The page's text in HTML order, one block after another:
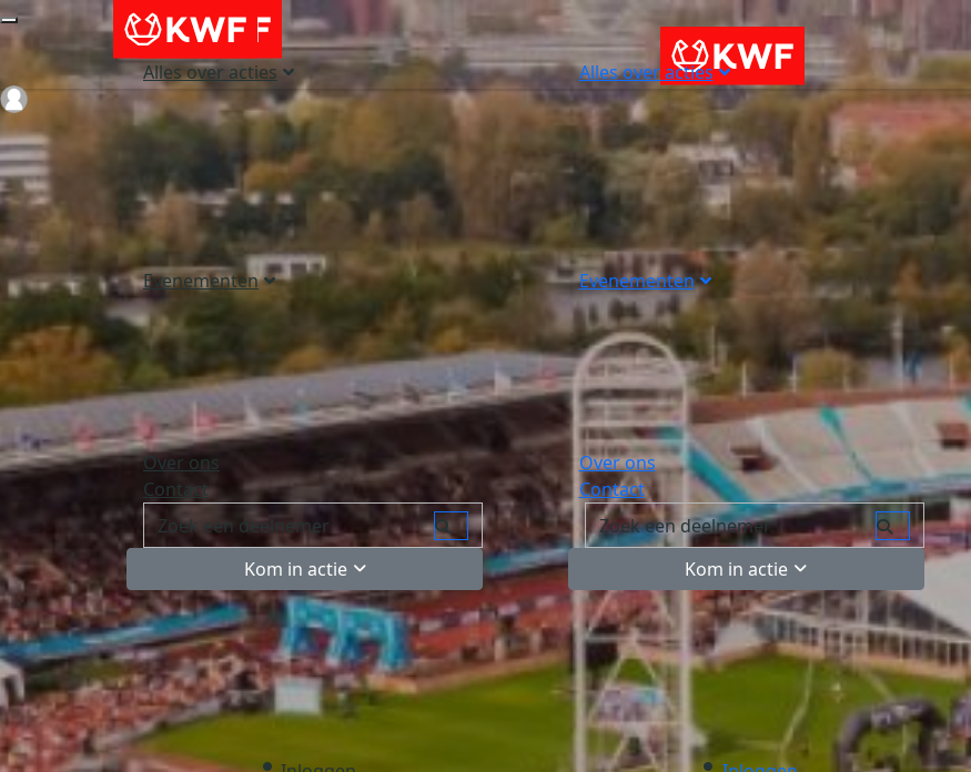
Alles over acties
Evenementen
Over ons
Contact
Kom in actie
Alles over acties
Evenementen
Over ons
Contact
Kom in actie
Login